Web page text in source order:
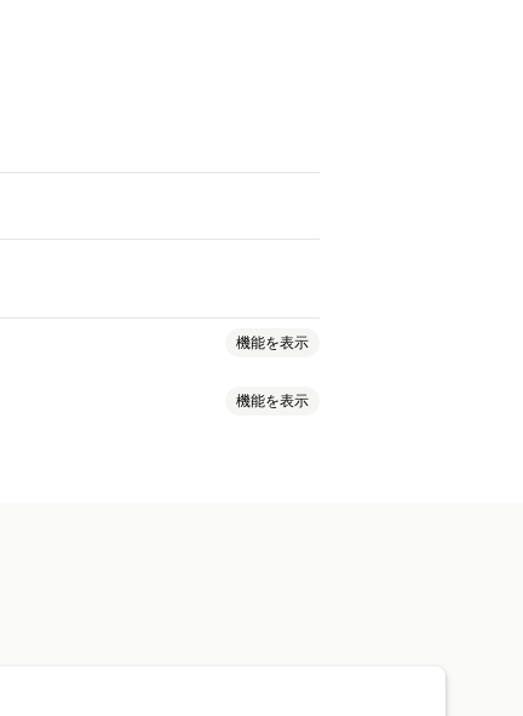
機能を表示
機能を表示